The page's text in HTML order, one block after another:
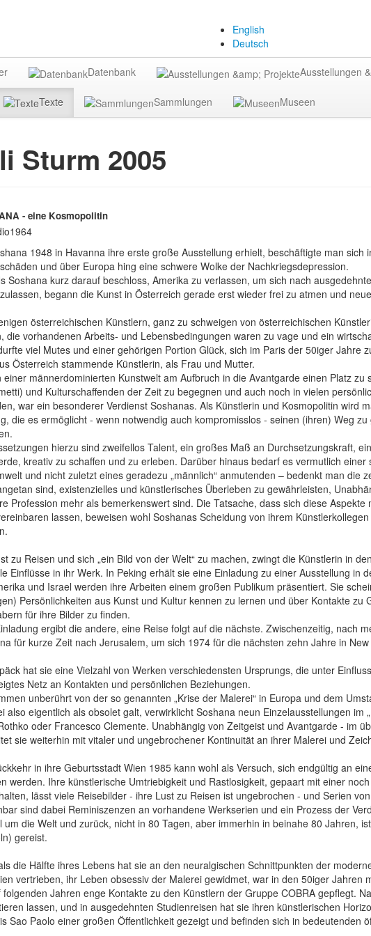
English
Deutsch
Datenbank Ausstellungen
Texte Sammlungen Museen
Sturm 2005
- eine Kosmopolitin
1948 in Havanna ihre erste große Ausstellung erhielt, beschäftigte man
und über Europa hing eine schwere Wolke der Nachkriegsdepression.
Soshana kurz darauf beschloss, Amerika zu verlassen, um sich nach
begann die Kunst in Österreich gerade erst wieder frei zu atmen und
österreichischen Künstlern, ganz zu schweigen von österreichischen
die vorhandenen Arbeits- und Lebensbedingungen waren zu vage und ein
viel Mutes und einer gehörigen Portion Glück, sich im Paris der 50iger Jahre
Österreich stammende Künstlerin, als Frau und Mutter.
einer männerdominierten Kunstwelt am Aufbruch in die Avantgarde einen Platz
und Kulturschaffenden der Zeit zu begegnen und auch noch in vielen
war ein besonderer Verdienst Soshanas. Als Künstlerin und Kosmopolitin wird
die es ermöglicht - wenn notwendig auch kompromisslos - seinen (ihren) Weg
hierzu sind zweifellos Talent, ein großes Maß an Durchsetzungskraft,
kreativ zu schaffen und zu erleben. Darüber hinaus bedarf es vermutlich
und nicht zuletzt eines geradezu „männlich“ anmutenden – bedenkt man die
sind, existenzielles und künstlerisches Überleben zu gewährleisten,
Profession mehr als bemerkenswert sind. Die Tatsache, dass sich diese
lassen, beweisen wohl Soshanas Scheidung von ihrem
zu Reisen und sich „ein Bild von der Welt“ zu machen, zwingt die Künstlerin in
Einflüsse in ihr Werk. In Peking erhält sie eine Einladung zu einer Ausstellung in
und Israel werden ihre Arbeiten einem großen Publikum präsentiert. Sie
Persönlichkeiten aus Kunst und Kultur kennen zu lernen und über Kontakte
für ihre Bilder zu finden.
ergibt die andere, eine Reise folgt auf die nächste. Zwischenzeitig, nach
für kurze Zeit nach Jerusalem, um sich 1974 für die nächsten zehn Jahre in
hat sie eine Vielzahl von Werken verschiedensten Ursprungs, die unter
Netz an Kontakten und persönlichen Beziehungen.
unberührt von der so genannten „Krise der Malerei“ in Europa und dem
also eigentlich als obsolet galt, verwirklicht Soshana neun Einzelausstellungen im
oder Francesco Clemente. Unabhängig von Zeitgeist und Avantgarde - im
sie weiterhin mit vitaler und ungebrochener Kontinuität an ihrer Malerei und
in ihre Geburtsstadt Wien 1985 kann wohl als Versuch, sich endgültig an
werden. Ihre künstlerische Umtriebigkeit und Rastlosigkeit, gepaart mit einer
lässt viele Reisebilder - ihre Lust zu Reisen ist ungebrochen - und Serien
sind dabei Reminiszenzen an vorhandene Werkserien und ein Prozess der
um die Welt und zurück, nicht in 80 Tagen, aber immerhin in beinahe 80 Jahren,
gereist.
die Hälfte ihres Lebens hat sie an den neuralgischen Schnittpunkten der
vertrieben, ihr Leben obsessiv der Malerei gewidmet, war in den 50iger
folgenden Jahren enge Kontakte zu den Künstlern der Gruppe COBRA gepflegt.
lassen, und in ausgedehnten Studienreisen hat sie ihren künstlerischen
Sao Paolo einer großen Öffentlichkeit gezeigt und befinden sich in bedeutenden